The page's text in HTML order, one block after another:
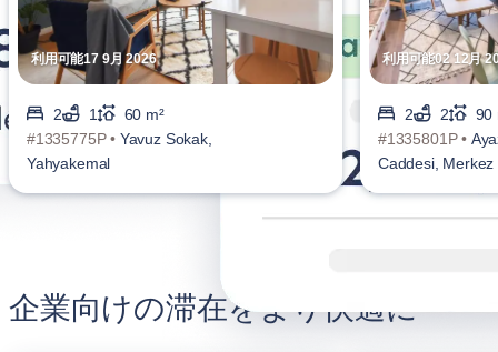
利用可能17 9月 2026
2 1
60 m²
#1335775P • Yavuz Sokak,
Yahyakemal
利用可能02 12月
2 2
90
#1335801P •
Caddesi, Merkez
企業向けの滞在をより快適に